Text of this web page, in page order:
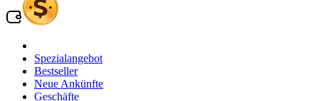
Spezialangebot
Bestseller
Neue Ankünfte
Geschäfte